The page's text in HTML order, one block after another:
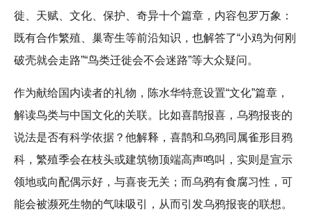
徙、天赋、文化、保护、奇异十个篇章，内容包罗万象：
既有合作繁殖、巢寄生等前沿知识，也解答了“小鸡为何刚
破壳就会走路”“鸟类迁徙会不会迷路”等大众疑问。
作为献给国内读者的礼物，陈水华特意设置“文化”篇章，
解读鸟类与中国文化的关联。比如喜鹊报喜，乌鸦报丧的
说法是否有科学依据？他解释，喜鹊和乌鸦同属雀形目鸦
科，繁殖季会在枝头或建筑物顶端高声鸣叫，实则是宣示
领地或向配偶示好，与喜丧无关；而乌鸦有食腐习性，可
能会被濒死生物的气味吸引，从而引发乌鸦报丧的联想。